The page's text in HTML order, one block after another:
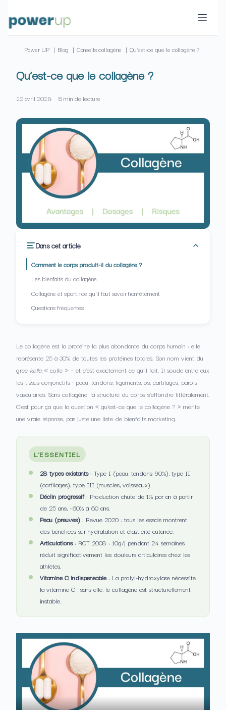
au
contenu
Power UP Blog Conseils collagène Qu’est-ce que le collagène ?
Qu’est-ce que le collagène ?
22 avril 2026 8 min de lecture
Dans cet article
Comment le corps produit-il du collagène ?
Les bienfaits du collagène
Collagène et sport : ce qu'il faut savoir honnêtement
Questions fréquentes
Le collagène est la protéine la plus abondante du corps humain : elle
représente 25 à 30% de toutes les protéines totales. Son nom vient du
grec kolla, « colle » – et c’est exactement ce qu’il fait. Il soude entre eux
les tissus conjonctifs : peau, tendons, ligaments, os, cartilages, parois
vasculaires. Sans collagène, la structure du corps s’effondre littéralement.
C’est pour ça que la question « qu’est-ce que le collagène ? » mérite
une vraie réponse, pas juste une liste de bienfaits marketing.
L'ESSENTIEL
28 types existants: Type I (peau, tendons 90%), type II
(cartilages), type III (muscles, vaisseaux).
Déclin progressif: Production chute de 1% par an à partir
de 25 ans, -60% à 60 ans.
Peau (preuves) : Revue 2020 : tous les essais montrent
des bénéfices sur hydratation et élasticité cutanée.
Articulations: RCT 2008 : 10g/j pendant 24 semaines
réduit significativement les douleurs articulaires chez les
athlètes.
Vitamine C indispensable: La prolyl-hydroxylase nécessite
la vitamine C ; sans elle, le collagène est structurellement
instable.